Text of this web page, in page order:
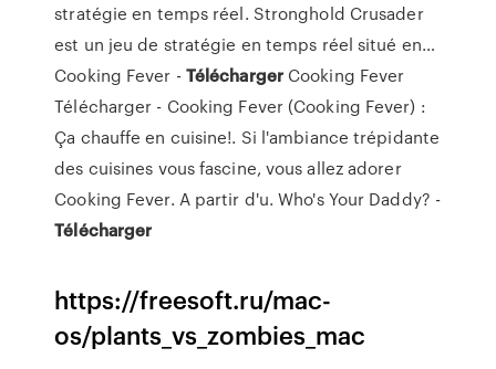
stratégie en temps réel. Stronghold Crusader
est un jeu de stratégie en temps réel situé en…
Cooking Fever -TéléchargerCooking Fever
Télécharger - Cooking Fever (Cooking Fever) :
Ça chauffe en cuisine!. Si l'ambiance trépidante
des cuisines vous fascine, vous allez adorer
Cooking Fever. A partir d'u.Who's Your Daddy? -
Télécharger
https://freesoft.ru/mac-
os/plants_vs_zombies_mac